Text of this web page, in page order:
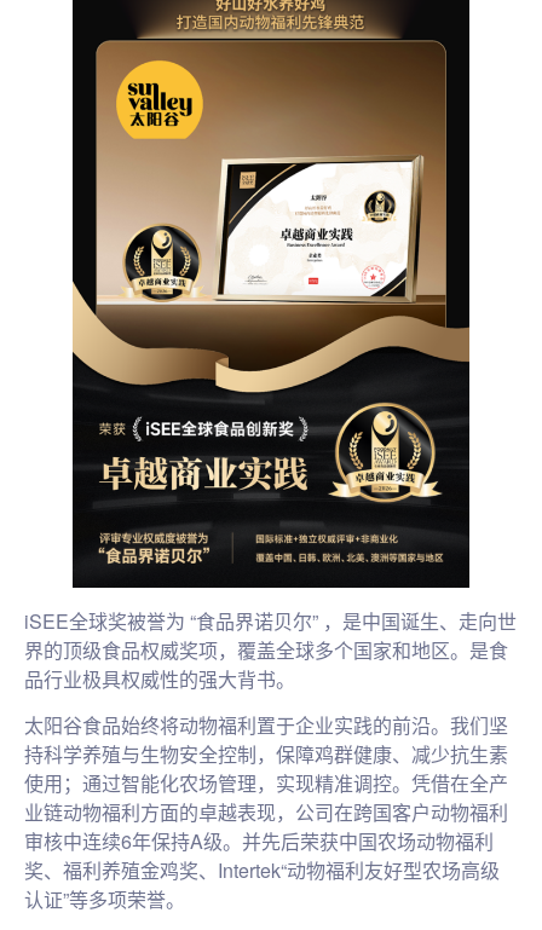
iSEE全球奖被誉为 “食品界诺贝尔” ，是中国诞生、走向世
界的顶级食品权威奖项，覆盖全球多个国家和地区。是食
品行业极具权威性的强大背书。
太阳谷食品始终将动物福利置于企业实践的前沿。我们坚
持科学养殖与生物安全控制，保障鸡群健康、减少抗生素
使用；通过智能化农场管理，实现精准调控。凭借在全产
业链动物福利方面的卓越表现，公司在跨国客户动物福利
审核中连续6年保持A级。并先后荣获中国农场动物福利
奖、福利养殖金鸡奖、Intertek“动物福利友好型农场高级
认证”等多项荣誉。